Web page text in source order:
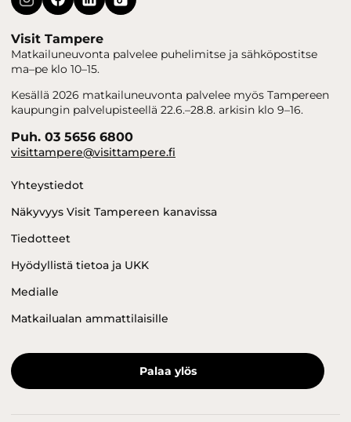
Visit Tampere
Matkailuneuvonta palvelee puhelimitse ja sähköpostitse
ma–pe klo 10–15.
Kesällä 2026 matkailuneuvonta palvelee myös Tampereen
kaupungin palvelupisteellä 22.6.–28.8. arkisin klo 9–16.
Puh. 03 5656 6800
visittampere@visittampere.fi
Yhteystiedot
Näkyvyys Visit Tampereen kanavissa
Tiedotteet
Hyödyllistä tietoa ja UKK
Medialle
Matkailualan ammattilaisille
Palaa ylös